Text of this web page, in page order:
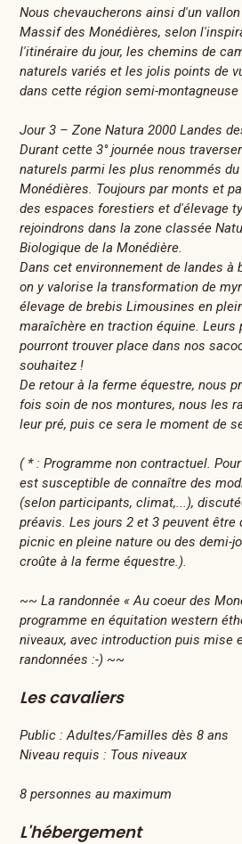
Nous chevaucherons ainsi d'un
Massif des Monédières, selon
l'itinéraire du jour, les chemins de
naturels variés et les jolis points de
dans cette région semi-
Jour 3 – Zone Natura 2000 Landes
Durant cette 3° journée nous
naturels parmi les plus renommés
Monédières. Toujours par monts et
des espaces forestiers et d'élevage
rejoindrons dans la zone classée
Biologique de la Monédière.
Dans cet environnement de landes à
on y valorise la transformation de
élevage de brebis Limousines en
maraîchère en traction équine. Leurs
pourront trouver place dans nos
souhaitez !
De retour à la ferme équestre, nous
fois soin de nos montures, nous les
leur pré, puis ce sera le moment de
( * : Programme non contractuel.
est susceptible de connaître des
(selon participants, climat,...),
préavis. Les jours 2 et 3 peuvent être
picnic en pleine nature ou des demi-
croûte à la ferme équestre.).
~~ La randonnée « Au coeur des
programme en équitation western
niveaux, avec introduction puis mise
randonnées :-) ~~
Les cavaliers
Public : Adultes/Familles dès 8 ans
Niveau requis : Tous niveaux
8 personnes au maximum
L'hébergement